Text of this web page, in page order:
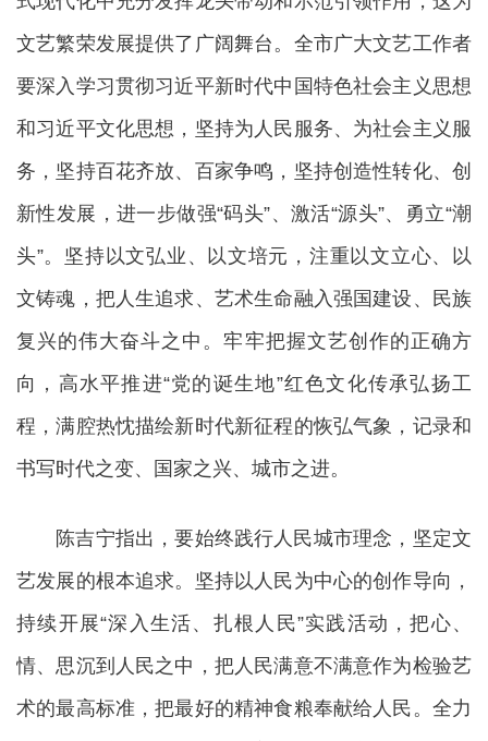
文艺繁荣发展提供了广阔舞台。全市广大文艺工作者
要深入学习贯彻习近平新时代中国特色社会主义思想
和习近平文化思想，坚持为人民服务、为社会主义服
务，坚持百花齐放、百家争鸣，坚持创造性转化、创
新性发展，进一步做强“码头”、激活“源头”、勇立“潮
头”。坚持以文弘业、以文培元，注重以文立心、以
文铸魂，把人生追求、艺术生命融入强国建设、民族
复兴的伟大奋斗之中。牢牢把握文艺创作的正确方
向，高水平推进“党的诞生地”红色文化传承弘扬工
程，满腔热忱描绘新时代新征程的恢弘气象，记录和
书写时代之变、国家之兴、城市之进。
陈吉宁指出，要始终践行人民城市理念，坚定文
艺发展的根本追求。坚持以人民为中心的创作导向，
持续开展“深入生活、扎根人民”实践活动，把心、
情、思沉到人民之中，把人民满意不满意作为检验艺
术的最高标准，把最好的精神食粮奉献给人民。全力